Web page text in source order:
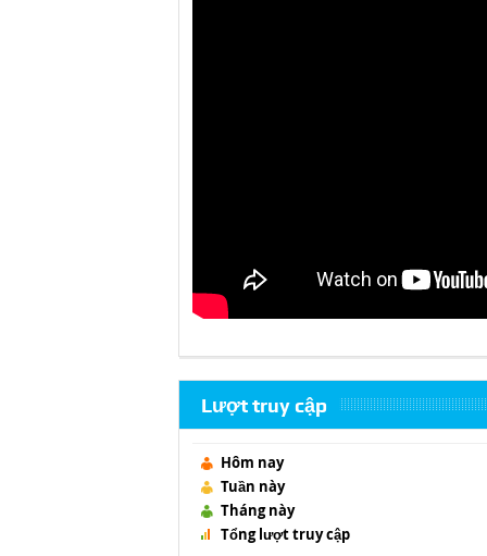
Lượt truy cập
Hôm nay
Tuần này
Tháng này
Tổng lượt truy cập